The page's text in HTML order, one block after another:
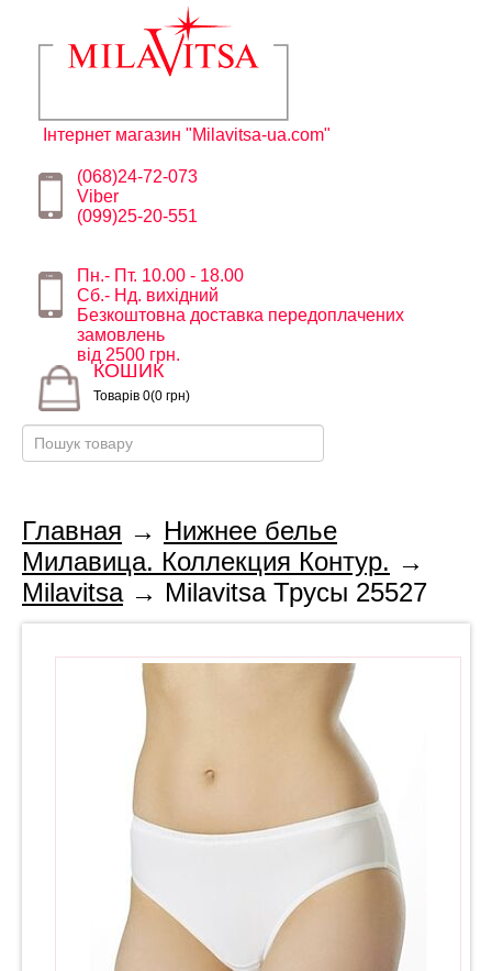
Інтернет магазин "Milavitsa-ua.com"
(068)24-72-073
Viber
(099)25-20-551
Пн.- Пт. 10.00 - 18.00
Сб.- Нд. вихідний
Безкоштовна доставка передоплачених
замовлень
від 2500 грн.
КОШИК
Товарів 0(0 грн)
Главная → Нижнее белье
Милавица. Коллекция Контур. →
Milavitsa→ Milavitsa Трусы 25527